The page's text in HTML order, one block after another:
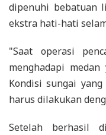
dipenuhi bebatuan
ekstra hati-hati
"Saat operasi
menghadapi
Kondisi sungai
harus dilakukan
Setelah berhasil